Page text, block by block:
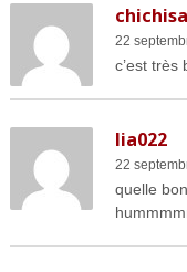
22
c’est
lia022
22
quelle